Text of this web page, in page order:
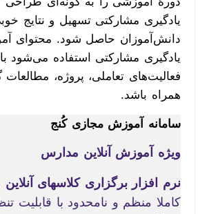
یادگیری مشارکتی تسهیل و نتایج
دانش‌آموزان حاصل شود. محتوای
یادگیری مشارکتی استفاده می‌شود
فعالیت‌های تعاملی، پروژه،
همراه باشد.
سامانه آموزش مجازی کُنج
ویژه آموزش آنلاین مدارس
نرم افزار برگزاری کلاسهای آنلاین
کاملا منظم و نامحدود با قابلیت